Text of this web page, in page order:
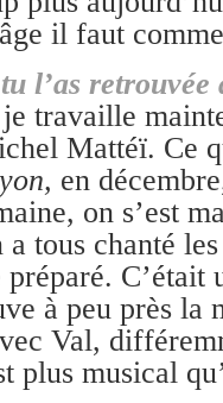
il faut
l’as retrouvée
travaille
Mattéï. Ce
en
on s’est
tous chanté
C’était
à peu près la
Val,
plus musical